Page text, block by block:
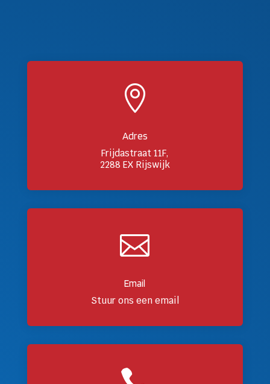

Adres
Frijdastraat 11F,
2288 EX Rijswijk

Email
Stuur ons een email